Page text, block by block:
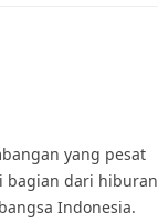
yang pesat
bagian dari hiburan
Indonesia.